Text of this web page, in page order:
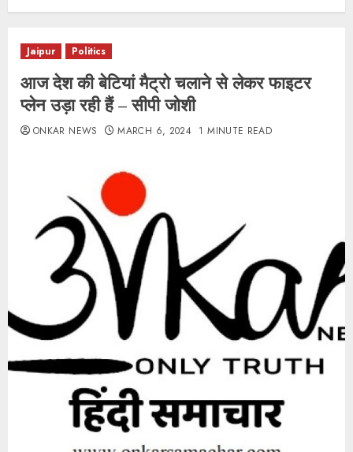
Jaipur Politics
आज देश की बेटियां मैट्रो चलाने से लेकर फाइटर
प्लेन उड़ा रही हैं – सीपी जोशी
ONKAR NEWS MARCH 6, 2024 1 MINUTE READ